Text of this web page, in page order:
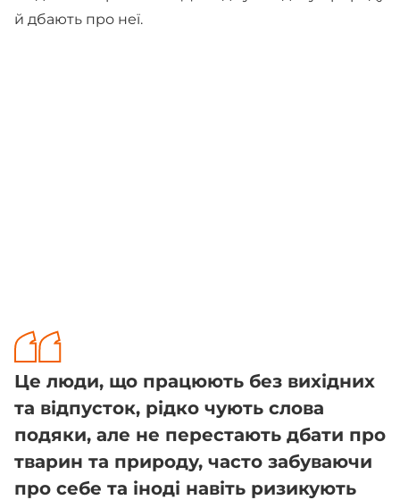
й дбають про неї.
Це люди, що працюють без вихідних
та відпусток, рідко чують слова
подяки, але не перестають дбати про
тварин та природу, часто забуваючи
про себе та іноді навіть ризикують